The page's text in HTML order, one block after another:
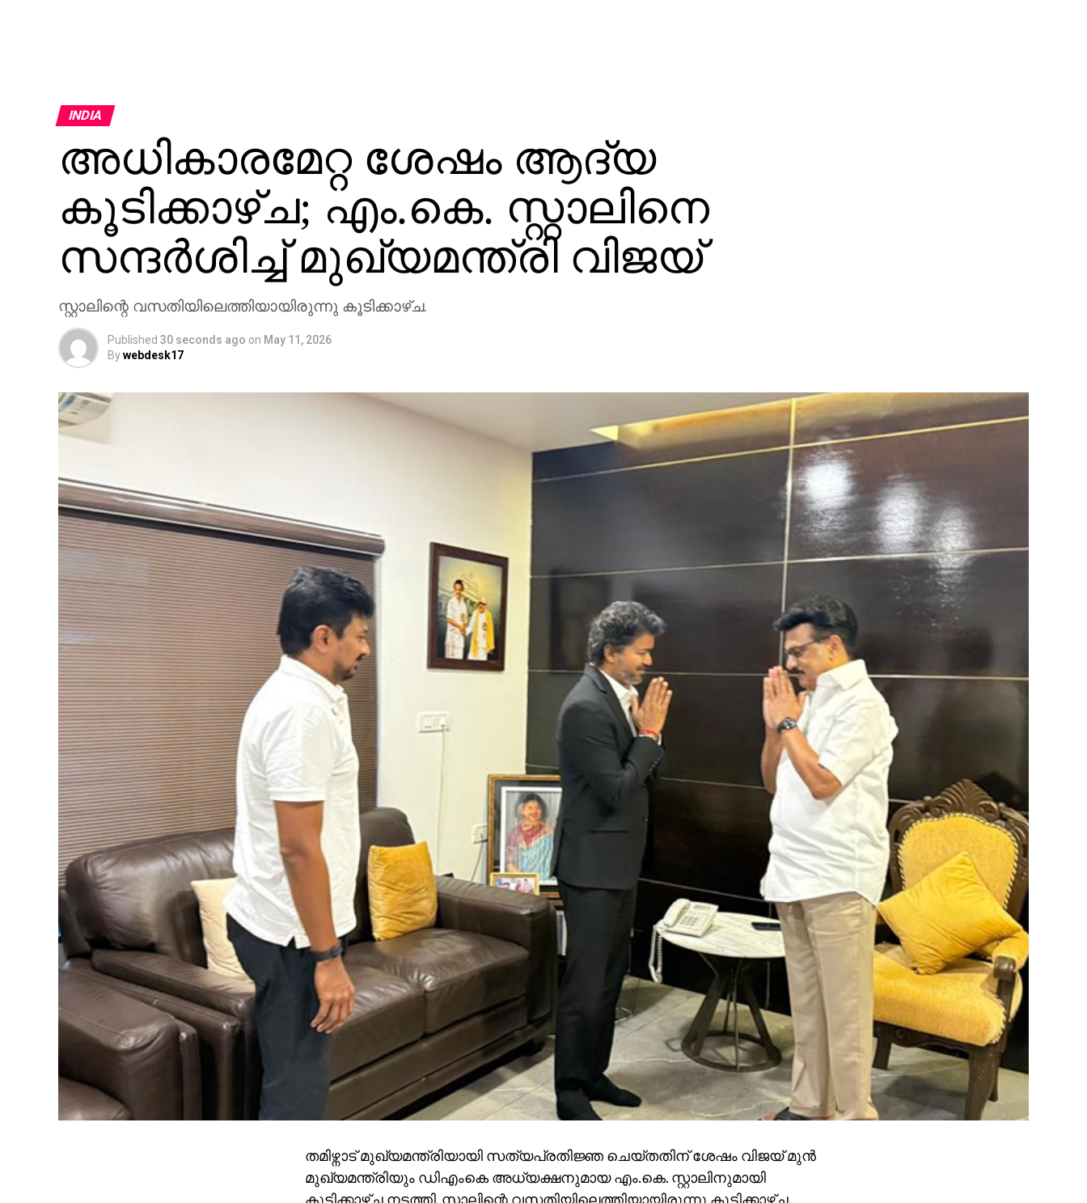
INDIA
അധികാരമേറ്റ ശേഷം ആദ്യ
കൂടിക്കാഴ്ച; എം.കെ. സ്റ്റാലിനെ
സന്ദര്‍ശിച്ച് മുഖ്യമന്ത്രി വിജയ്
സ്റ്റാലിന്റെ വസതിയിലെത്തിയായിരുന്നു കൂടിക്കാഴ്ച.
Published 30 seconds ago on May 11, 2026
Bywebdesk17
തമിഴ്നാട് മുഖ്യമന്ത്രിയായി സത്യപ്രതിജ്ഞ ചെയ്തതിന് ശേഷം വിജയ് മുന്‍
മുഖ്യമന്ത്രിയും ഡിഎംകെ അധ്യക്ഷനുമായ എം.കെ. സ്റ്റാലിനുമായി